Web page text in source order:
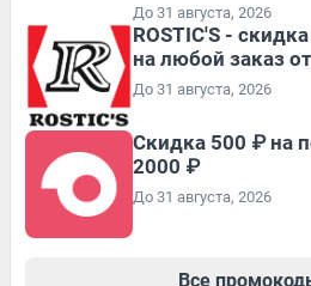
До 31 августа, 2026
ROSTIC'S -
на любой заказ
До 31 августа, 2026
Скидка 500 ₽ на
2000 ₽
До 31 августа, 2026
Все